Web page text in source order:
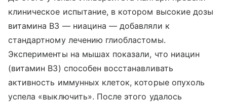
клиническое испытание, в котором высокие дозы
витамина B3 — ниацина — добавляли к
стандартному лечению глиобластомы.
Эксперименты на мышах показали, что ниацин
(витамин B3) способен восстанавливать
активность иммунных клеток, которые опухоль
успела «выключить». После этого удалось